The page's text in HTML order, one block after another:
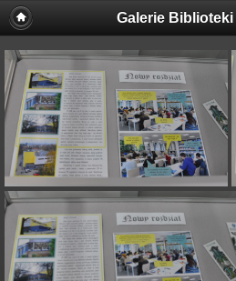
Galerie Biblioteki